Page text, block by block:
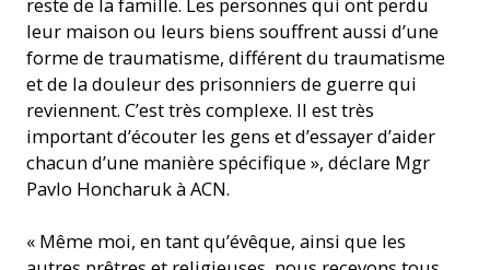
leur maison ou leurs biens souffrent aussi d’une
forme de traumatisme, différent du traumatisme
et de la douleur des prisonniers de guerre qui
reviennent. C’est très complexe. Il est très
important d’écouter les gens et d’essayer d’aider
chacun d’une manière spécifique », déclare Mgr
Pavlo Honcharuk à ACN.
« Même moi, en tant qu’évêque, ainsi que les